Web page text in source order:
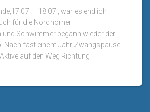
– 18.07., war es endlich
für die Nordhorner
Schwimmer begann wieder der
Nach fast einem Jahr Zwangspause
auf den Weg Richtung